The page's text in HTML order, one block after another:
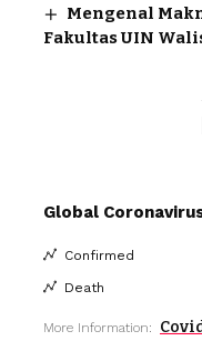
Mengenal
Fakultas UIN
Global
Confirmed
Death
More Information: